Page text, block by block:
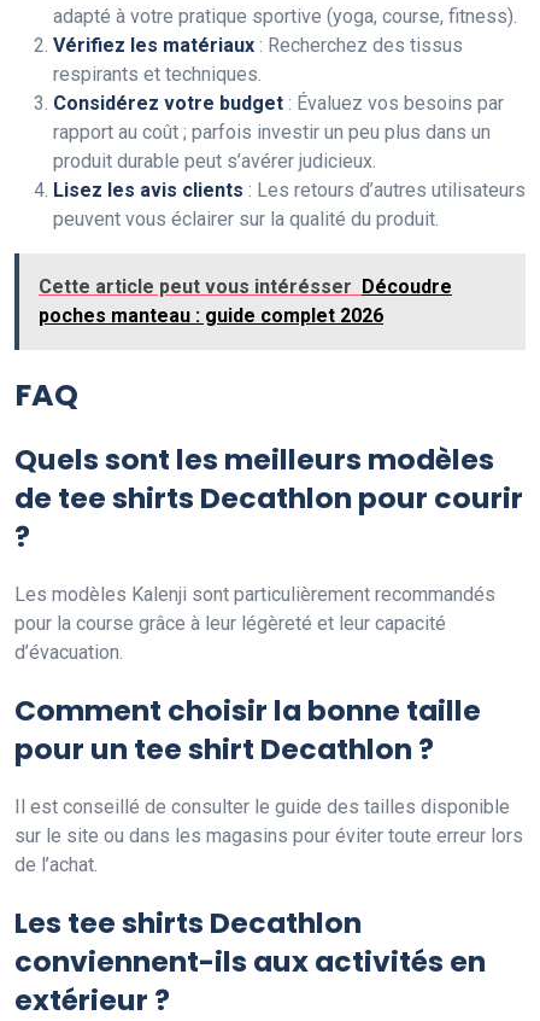
adapté à votre pratique sportive (yoga, course, fitness).
Vérifiez les matériaux : Recherchez des tissus
respirants et techniques.
Considérez votre budget : Évaluez vos besoins par
rapport au coût ; parfois investir un peu plus dans un
produit durable peut s’avérer judicieux.
Lisez les avis clients : Les retours d’autres utilisateurs
peuvent vous éclairer sur la qualité du produit.
Cette article peut vous intérésser Découdre
poches manteau : guide complet 2026
FAQ
Quels sont les meilleurs modèles
de tee shirts Decathlon pour courir
?
Les modèles Kalenji sont particulièrement recommandés
pour la course grâce à leur légèreté et leur capacité
d’évacuation.
Comment choisir la bonne taille
pour un tee shirt Decathlon ?
Il est conseillé de consulter le guide des tailles disponible
sur le site ou dans les magasins pour éviter toute erreur lors
de l’achat.
Les tee shirts Decathlon
conviennent-ils aux activités en
extérieur ?